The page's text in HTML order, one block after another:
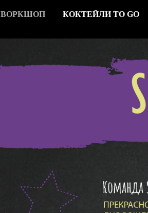
ВОРКШОП КОКТЕЙЛИ TO GO